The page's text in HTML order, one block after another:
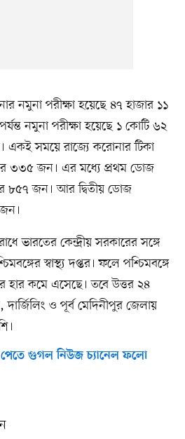
নমুনা পরীক্ষা হয়েছে ৪৭ হাজার ১১
নমুনা পরীক্ষা হয়েছে ১ কোটি ৬২
একই সময়ে রাজ্যে করোনার টিকা
৩৩৫ জন। এর মধ্যে প্রথম ডোজ
৮৫৭ জন। আর দ্বিতীয় ডোজ
ভারতের কেন্দ্রীয় সরকারের সঙ্গে
স্বাস্থ্য দপ্তর। ফলে পশ্চিমবঙ্গে
হার কমে এসেছে। তবে উত্তর ২৪
ও পূর্ব মেদিনীপুর জেলায়
গুগল নিউজ চ্যানেল ফলো